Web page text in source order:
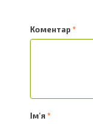
Коментар *
Ім'я *